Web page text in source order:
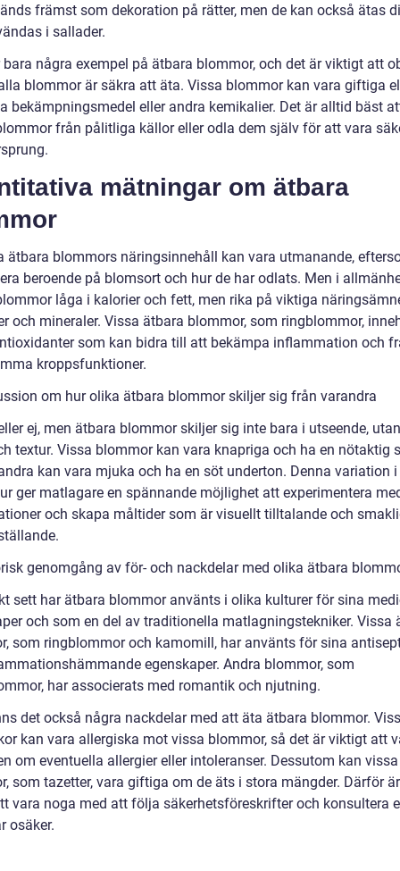
främst som dekoration på rätter, men de kan också ätas
i sallader.
bara några exempel på ätbara blommor, och det är viktigt att
blommor är säkra att äta. Vissa blommor kan vara giftiga
bekämpningsmedel eller andra kemikalier. Det är alltid bäst
från pålitliga källor eller odla dem själv för att vara
mätningar om ätbara
ätbara blommors näringsinnehåll kan vara utmanande,
beroende på blomsort och hur de har odlats. Men i
låga i kalorier och fett, men rika på viktiga
och mineraler. Vissa ätbara blommor, som ringblommor,
som kan bidra till att bekämpa inflammation och
kroppsfunktioner.
om hur olika ätbara blommor skiljer sig från varandra
ej, men ätbara blommor skiljer sig inte bara i utseende,
textur. Vissa blommor kan vara knapriga och ha en nötaktig
kan vara mjuka och ha en söt underton. Denna variation
ger matlagare en spännande möjlighet att experimentera
och skapa måltider som är visuellt tilltalande och
genomgång av för- och nackdelar med olika ätbara
sett har ätbara blommor använts i olika kulturer för sina
och som en del av traditionella matlagningstekniker. Vissa
som ringblommor och kamomill, har använts för sina
egenskaper. Andra blommor, som
har associerats med romantik och njutning.
det också några nackdelar med att äta ätbara blommor.
kan vara allergiska mot vissa blommor, så det är viktigt att
om eventuella allergier eller intoleranser. Dessutom kan vissa
som tazetter, vara giftiga om de äts i stora mängder. Därför
vara noga med att följa säkerhetsföreskrifter och konsultera
osäker.